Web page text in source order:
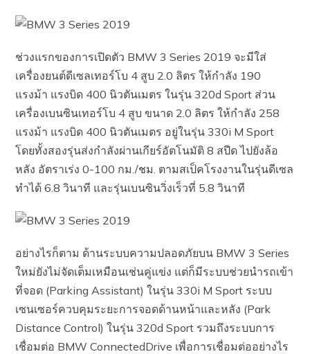
ช่วงแรกของการเปิดตัว BMW 3 Series 2019 จะมีใส่
เครื่องยนต์ดีเซลเทอร์โบ 4 สูบ 2.0 ลิตร ให้กำลัง 190
แรงม้า แรงบิด 400 นิวตันเมตร ในรุ่น 320d Sport ส่วน
เครื่องเบนซินเทอร์โบ 4 สูบ ขนาด 2.0 ลิตร ให้กำลัง 258
แรงม้า แรงบิด 400 นิวตันเมตร อยู่ในรุ่น 330i M Sport
โดยทั้งสองรุ่นส่งกำลังผ่านเกียร์อัตโนมัติ 8 สปีด ไปยังล้อ
หลัง อัตราเร่ง 0-100 กม./ชม. ตามสเป็คโรงงานในรุ่นดีเซล
ทำได้ 6.8 วินาที และรุ่นเบนซินวิ่งเร็วที่ 5.8 วินาที
อย่างไรก็ตาม ด้านระบบความปลอดภัยบน BMW 3 Series
ใหม่ยังไม่จัดเต็มเหมือนเช่นคู่แข่ง แต่ก็มีระบบช่วยนำรถเข้า
ที่จอด (Parking Assistant) ในรุ่น 330i M Sport ระบบ
เซนเซอร์ควบคุมระยะการจอดด้านหน้าและหลัง (Park
Distance Control) ในรุ่น 320d Sport รวมถึงระบบการ
เชื่อมต่อ BMW ConnectedDrive เพื่อการเชื่อมต่ออย่างไร